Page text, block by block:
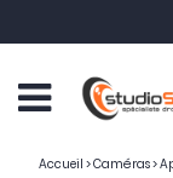
Accueil >Caméras>